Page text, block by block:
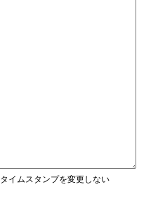
タイムスタンプを変更しない